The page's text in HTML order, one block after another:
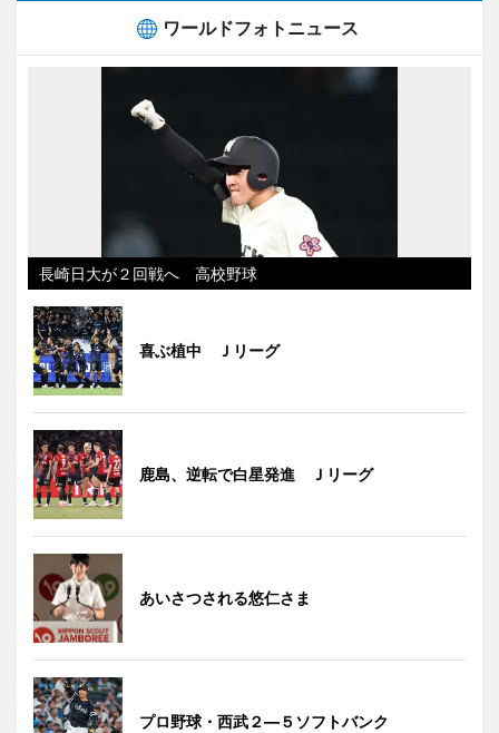
ワールドフォトニュース
長崎日大が２回戦へ 高校野球
喜ぶ植中 Ｊリーグ
鹿島、逆転で白星発進 Ｊリーグ
あいさつされる悠仁さま
プロ野球・西武２―５ソフトバンク